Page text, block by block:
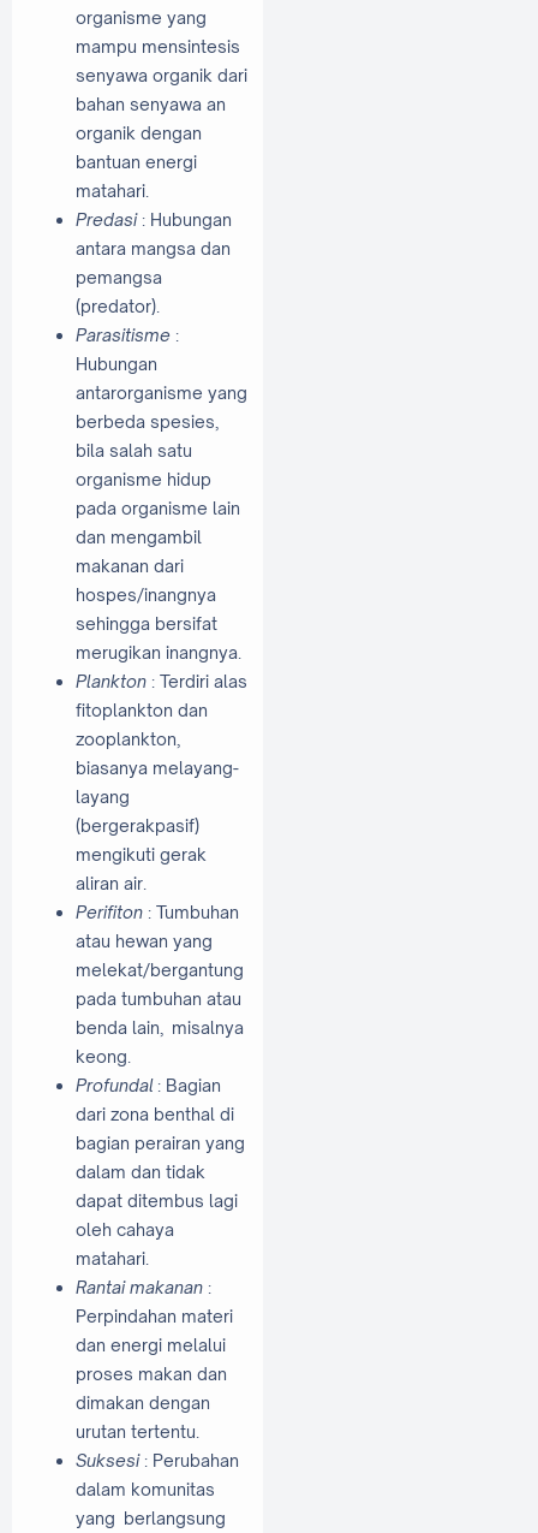
organisme yang
mampu mensintesis
senyawa organik dari
bahan senyawa an
organik dengan
bantuan energi
matahari.
Predasi : Hubungan
antara mangsa dan
pemangsa
(predator).
Parasitisme :
Hubungan
antarorganisme yang
berbeda spesies,
bila salah satu
organisme hidup
pada organisme lain
dan mengambil
makanan dari
hospes/inangnya
sehingga bersifat
merugikan inangnya.
Plankton : Terdiri alas
fitoplankton dan
zooplankton,
biasanya melayang-
layang
(bergerakpasif)
mengikuti gerak
aliran air.
Perifiton : Tumbuhan
atau hewan yang
melekat/bergantung
pada tumbuhan atau
benda lain, misalnya
keong.
Profundal : Bagian
dari zona benthal di
bagian perairan yang
dalam dan tidak
dapat ditembus lagi
oleh cahaya
matahari.
Rantai makanan :
Perpindahan materi
dan energi melalui
proses makan dan
dimakan dengan
urutan tertentu.
Suksesi : Perubahan
dalam komunitas
yang berlangsung